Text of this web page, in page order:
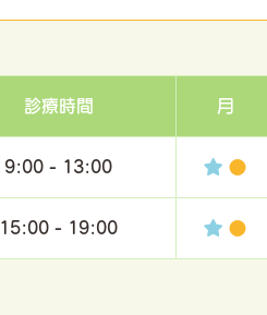
診療時間 月
9:00 - 13:00 ●
15:00 - 19:00 ●